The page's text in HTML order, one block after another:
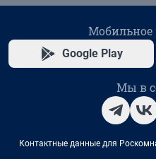
Google Play
Мы в
Контактные данные для